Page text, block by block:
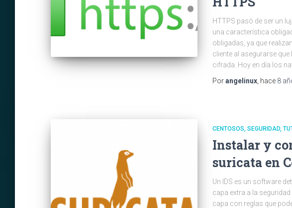
HTTPS pasó de ser un
una característica
obligadas, ya que
cliente al asegurarse
cifrada. Hoy en día los
Porangelinux , hace 8
CENTOSOS SEGURIDAD
Instalar y
suricata en
Un IDS es un software
capa extra a la
capa con reglas que